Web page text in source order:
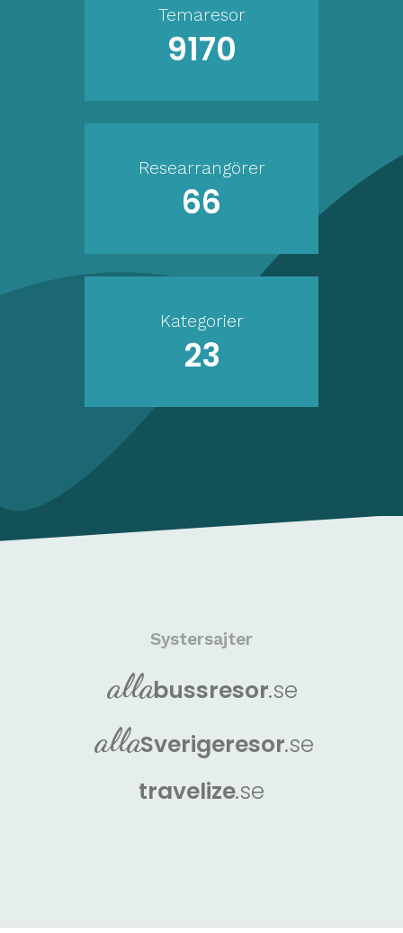
Temaresor
9170
Researrangörer
66
Kategorier
23
Systersajter
allabussresor.se
allaSverigeresor.se
travelize.se